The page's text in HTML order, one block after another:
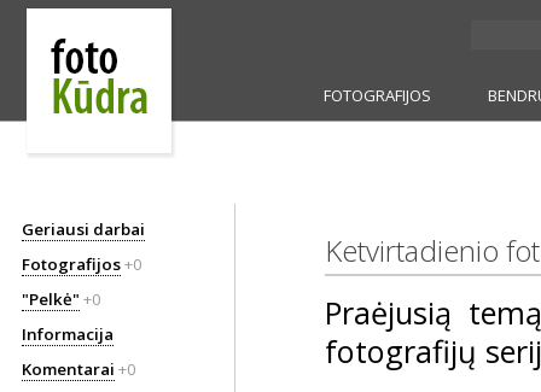
FOTOGRAFIJOS
Geriausi darbai
Fotografijos+0
"Pelkė" +0
Informacija
Komentarai +0
Ketvirtadienio
Praėjusią
fotografijų